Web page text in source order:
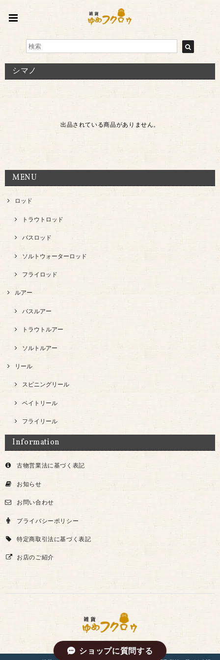
シマノ
出品されている商品がありません。
MENU
ロッド
トラウトロッド
バスロッド
ソルトウォーターロッド
フライロッド
ルアー
バスルアー
トラウトルアー
ソルトルアー
リール
スピニングリール
ベイトリール
フライリール
Information
古物営業法に基づく表記
お知らせ
お問い合わせ
プライバシーポリシー
特定商取引法に基づく表記
お店のご紹介
ショップに質問する